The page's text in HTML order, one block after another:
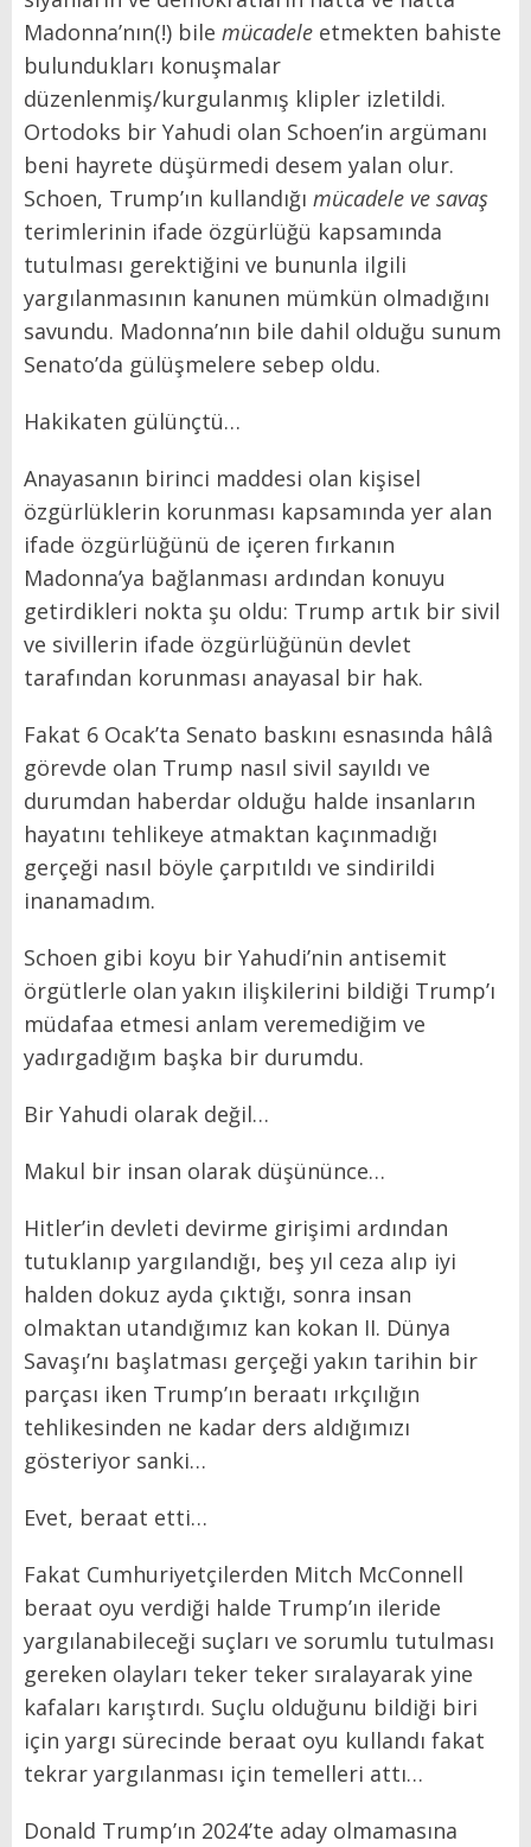
Madonna’nın(!) bile mücadele etmekten bahiste
bulundukları konuşmalar
düzenlenmiş/kurgulanmış klipler izletildi.
Ortodoks bir Yahudi olan Schoen’in argümanı
beni hayrete düşürmedi desem yalan olur.
Schoen, Trump’ın kullandığı mücadele ve savaş
terimlerinin ifade özgürlüğü kapsamında
tutulması gerektiğini ve bununla ilgili
yargılanmasının kanunen mümkün olmadığını
savundu. Madonna’nın bile dahil olduğu sunum
Senato’da gülüşmelere sebep oldu.
Hakikaten gülünçtü…
Anayasanın birinci maddesi olan kişisel
özgürlüklerin korunması kapsamında yer alan
ifade özgürlüğünü de içeren fırkanın
Madonna’ya bağlanması ardından konuyu
getirdikleri nokta şu oldu: Trump artık bir sivil
ve sivillerin ifade özgürlüğünün devlet
tarafından korunması anayasal bir hak.
Fakat 6 Ocak’ta Senato baskını esnasında hâlâ
görevde olan Trump nasıl sivil sayıldı ve
durumdan haberdar olduğu halde insanların
hayatını tehlikeye atmaktan kaçınmadığı
gerçeği nasıl böyle çarpıtıldı ve sindirildi
inanamadım.
Schoen gibi koyu bir Yahudi’nin antisemit
örgütlerle olan yakın ilişkilerini bildiği Trump’ı
müdafaa etmesi anlam veremediğim ve
yadırgadığım başka bir durumdu.
Bir Yahudi olarak değil…
Makul bir insan olarak düşününce…
Hitler’in devleti devirme girişimi ardından
tutuklanıp yargılandığı, beş yıl ceza alıp iyi
halden dokuz ayda çıktığı, sonra insan
olmaktan utandığımız kan kokan II. Dünya
Savaşı’nı başlatması gerçeği yakın tarihin bir
parçası iken Trump’ın beraatı ırkçılığın
tehlikesinden ne kadar ders aldığımızı
gösteriyor sanki…
Evet, beraat etti…
Fakat Cumhuriyetçilerden Mitch McConnell
beraat oyu verdiği halde Trump’ın ileride
yargılanabileceği suçları ve sorumlu tutulması
gereken olayları teker teker sıralayarak yine
kafaları karıştırdı. Suçlu olduğunu bildiği biri
için yargı sürecinde beraat oyu kullandı fakat
tekrar yargılanması için temelleri attı…
Donald Trump’ın 2024’te aday olmamasına